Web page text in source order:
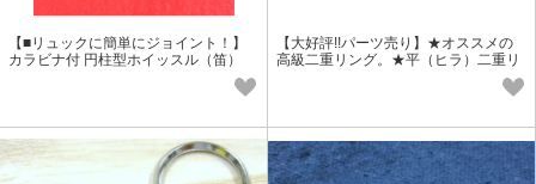
【■リュックに簡単にジョイント！】
カラビナ付 円柱型ホイッスル（笛）
【大好評!!パーツ売り】★オススメの
高級二重リング。★平（ヒラ）二重リ